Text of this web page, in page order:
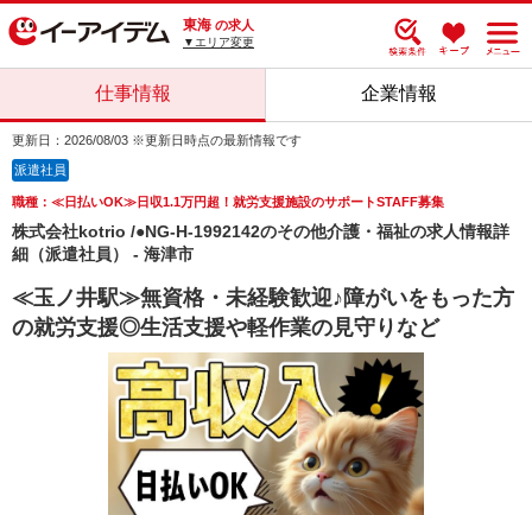
東海 の求人
▼エリア変更
仕事情報 企業情報
更新日：2026/08/03 ※更新日時点の最新情報です
派遣社員
職種：≪日払いOK≫日収1.1万円超！就労支援施設のサポートSTAFF募集
株式会社kotrio /●NG-H-1992142のその他介護・福祉の求人情報詳
細（派遣社員） - 海津市
≪玉ノ井駅≫無資格・未経験歓迎♪障がいをもった方
の就労支援◎生活支援や軽作業の見守りなど